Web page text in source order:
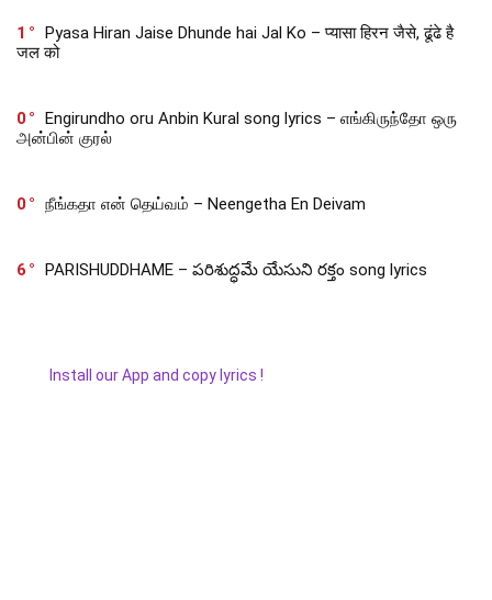
1
Pyasa Hiran Jaise Dhunde hai Jal Ko – प्यासा हिरन जैसे, ढूंढे है
जल को
0
Engirundho oru Anbin Kural song lyrics – எங்கிருந்தோ ஒரு
அன்பின் குரல்
0 நீங்கதா என் தெய்வம் – Neengetha En Deivam
6 PARISHUDDHAME – పరిశుద్ధమే యేసుని రక్తం song lyrics
Install our App and copy lyrics !